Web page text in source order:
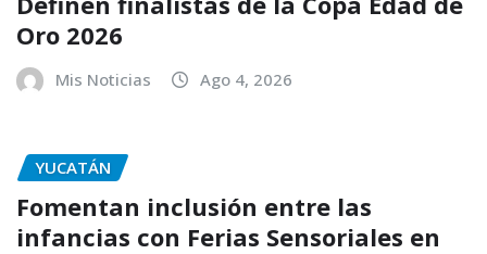
Oro 2026
Mis Noticias Ago 4, 2026
YUCATÁN
Fomentan inclusión entre las
infancias con Ferias Sensoriales en